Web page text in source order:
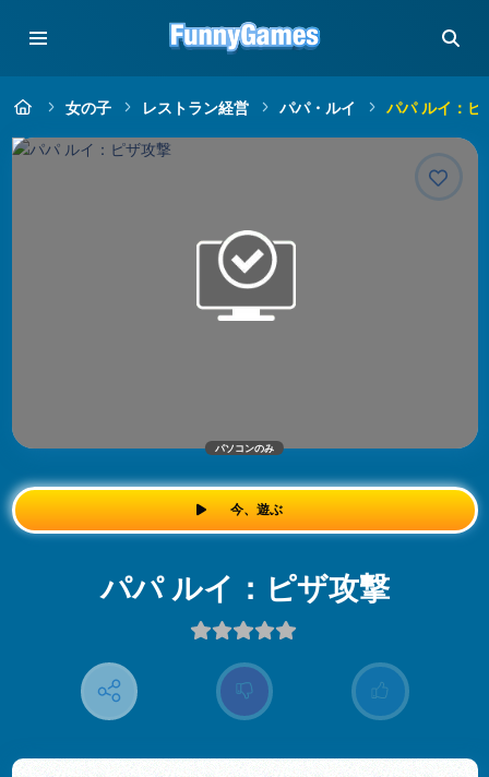
女の子 レストラン経営 パパ・ルイ パパ ルイ：ピ
パソコンのみ
今、遊ぶ
パパ ルイ：ピザ攻撃